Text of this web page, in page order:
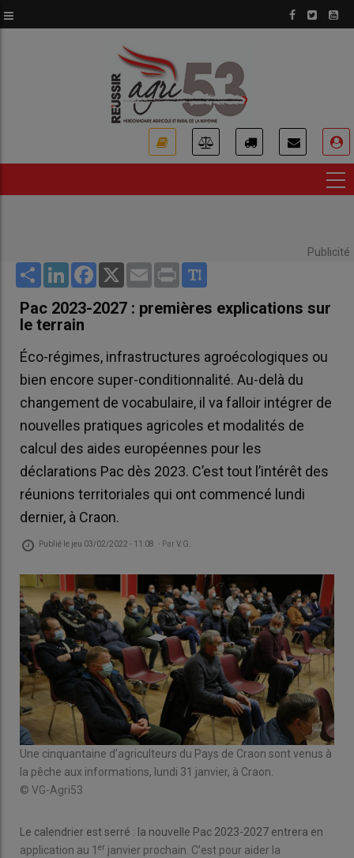
au
Publicité
Share LinkedInFacebook
X Email Print
Pac 2023-2027 : premières explications sur
le terrain
Éco-régimes, infrastructures agroécologiques ou
bien encore super-conditionnalité. Au-delà du
changement de vocabulaire, il va falloir intégrer de
nouvelles pratiques agricoles et modalités de
calcul des aides européennes pour les
déclarations Pac dès 2023. C’est tout l’intérêt des
réunions territoriales qui ont commencé lundi
dernier, à Craon.
Publié le jeu 03/02/2022 - 11:08 - ParV.G.
Une cinquantaine d’agriculteurs du Pays de Craon sont venus à
la pêche aux informations, lundi 31 janvier, à Craon.
© VG-Agri53
Le calendrier est serré : la nouvelle Pac 2023-2027 entrera en
application au 1 er janvier prochain. C’est pour aider la